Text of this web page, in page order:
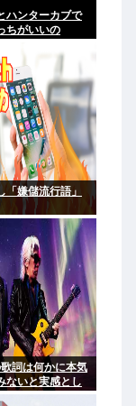
ハンターカブで
ちがいいの
「嫌儲流行語」
詞は何かに本気
ないと実感とし